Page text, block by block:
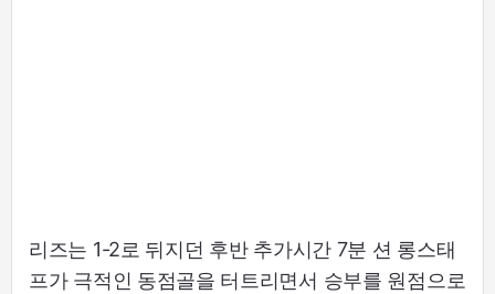
리즈는 1-2로 뒤지던 후반 추가시간 7분 션 롱스태
프가 극적인 동점골을 터트리면서 승부를 원점으로